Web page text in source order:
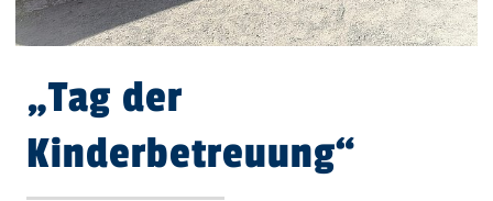
„Tag der
Kinderbetreuung“